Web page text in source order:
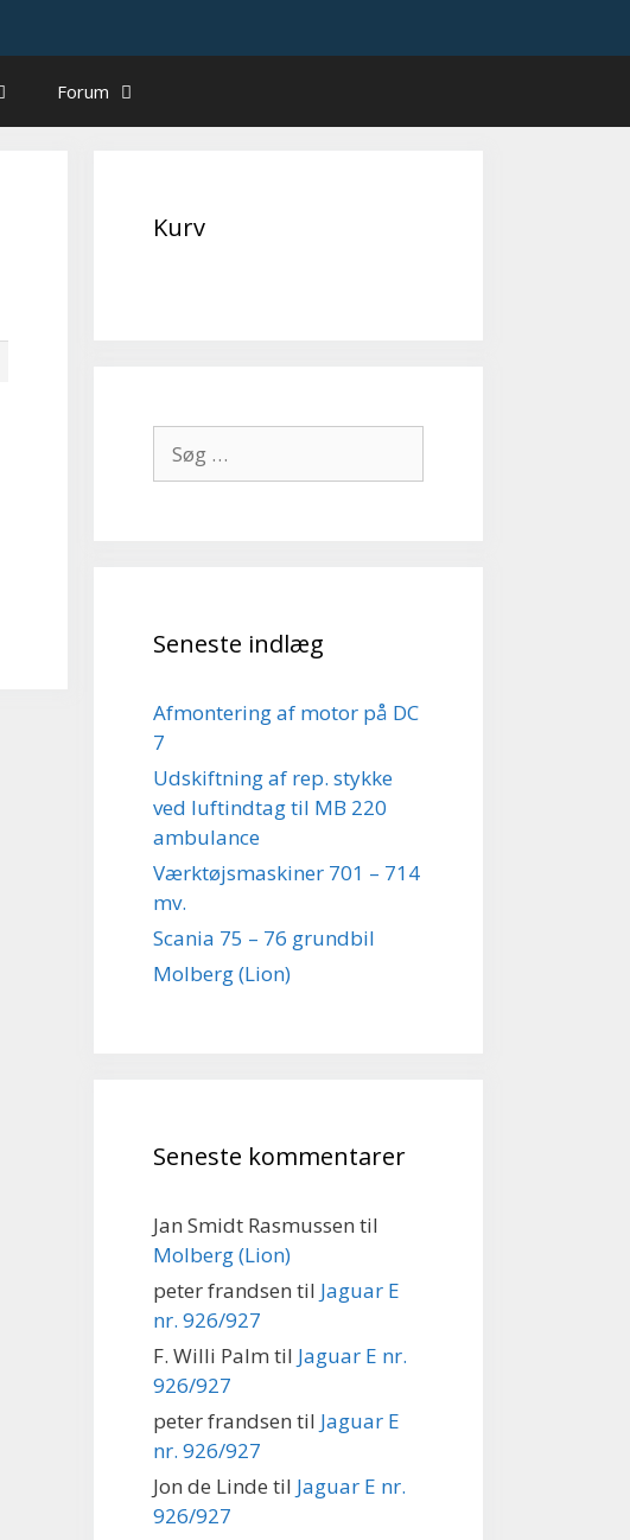
Forum
Kurv
efter:
Seneste indlæg
Afmontering af motor på DC
7
Udskiftning af rep. stykke
ved luftindtag til MB 220
ambulance
Værktøjsmaskiner 701 – 714
mv.
Scania 75 – 76 grundbil
Molberg (Lion)
Seneste kommentarer
Jan Smidt Rasmussen til
Molberg (Lion)
peter frandsen til Jaguar E
nr. 926/927
F. Willi Palm til Jaguar E nr.
926/927
peter frandsen til Jaguar E
nr. 926/927
Jon de Linde til Jaguar E nr.
926/927